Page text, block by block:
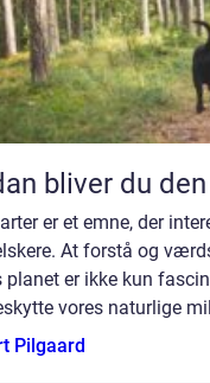
bliver du
er et emne, der
At forstå og
planet er ikke kun
vores naturlige
Pilgaard